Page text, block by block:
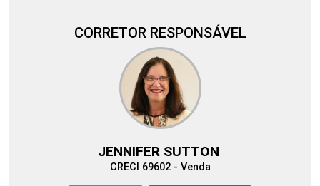
CORRETOR RESPONSÁVEL
JENNIFER SUTTON
CRECI 69602 - Venda